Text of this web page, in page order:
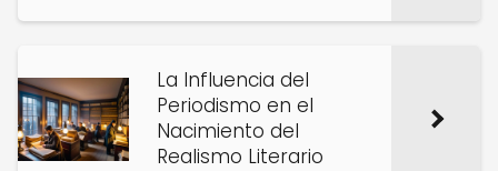
La Influencia del
Periodismo en el
Nacimiento del
Realismo Literario